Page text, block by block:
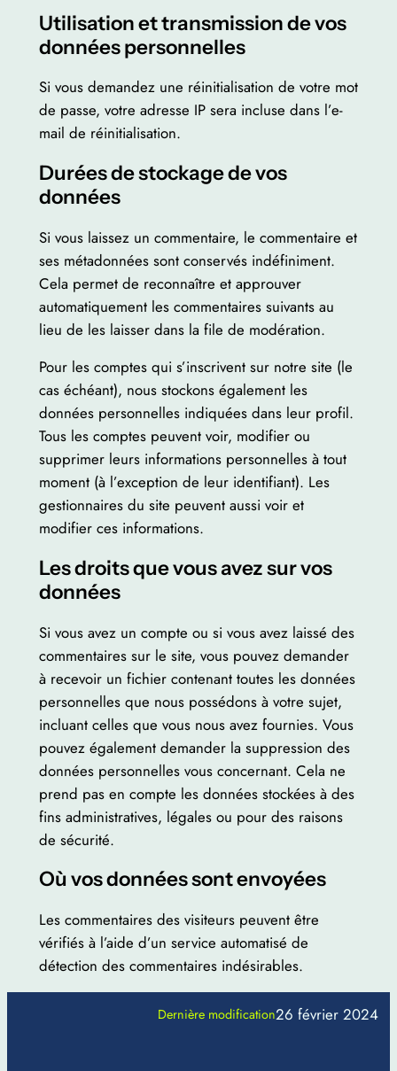
Utilisation et transmission de vos
données personnelles
Si vous demandez une réinitialisation de votre mot
de passe, votre adresse IP sera incluse dans l’e-
mail de réinitialisation.
Durées de stockage de vos
données
Si vous laissez un commentaire, le commentaire et
ses métadonnées sont conservés indéfiniment.
Cela permet de reconnaître et approuver
automatiquement les commentaires suivants au
lieu de les laisser dans la file de modération.
Pour les comptes qui s’inscrivent sur notre site (le
cas échéant), nous stockons également les
données personnelles indiquées dans leur profil.
Tous les comptes peuvent voir, modifier ou
supprimer leurs informations personnelles à tout
moment (à l’exception de leur identifiant). Les
gestionnaires du site peuvent aussi voir et
modifier ces informations.
Les droits que vous avez sur vos
données
Si vous avez un compte ou si vous avez laissé des
commentaires sur le site, vous pouvez demander
à recevoir un fichier contenant toutes les données
personnelles que nous possédons à votre sujet,
incluant celles que vous nous avez fournies. Vous
pouvez également demander la suppression des
données personnelles vous concernant. Cela ne
prend pas en compte les données stockées à des
fins administratives, légales ou pour des raisons
de sécurité.
Où vos données sont envoyées
Les commentaires des visiteurs peuvent être
vérifiés à l’aide d’un service automatisé de
détection des commentaires indésirables.
Dernière modification26 février 2024